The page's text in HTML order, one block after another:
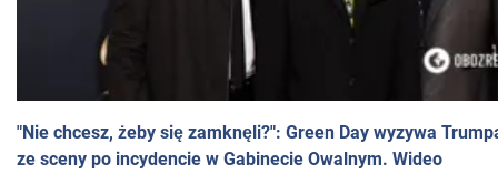
"Nie chcesz, żeby się zamknęli?": Green Day wyzywa
ze sceny po incydencie w Gabinecie Owalnym. Wideo